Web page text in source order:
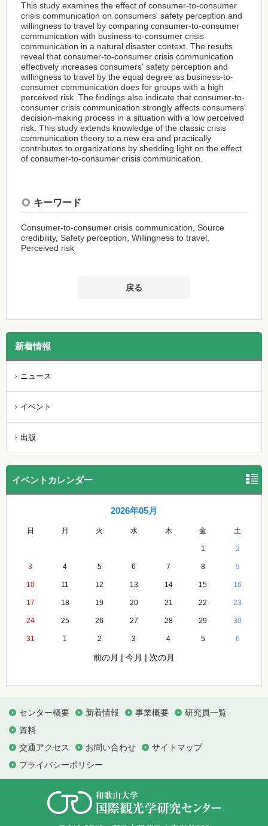
This study examines the effect of consumer-to-consumer
crisis communication on consumers' safety perception and
willingness to travel by comparing consumer-to-consumer
communication with business-to-consumer crisis
communication in a natural disaster context. The results
reveal that consumer-to-consumer crisis communication
effectively increases consumers' safety perception and
willingness to travel by the equal degree as business-to-
consumer communication does for groups with a high
perceived risk. The findings also indicate that consumer-to-
consumer crisis communication strongly affects consumers'
decision-making process in a situation with a low perceived
risk. This study extends knowledge of the classic crisis
communication theory to a new era and practically
contributes to organizations by shedding light on the effect
of consumer-to-consumer crisis communication.
キーワード
Consumer-to-consumer crisis communication, Source
credibility, Safety perception, Willingness to travel,
Perceived risk
戻る
新着情報
ニュース
イベント
出版
イベントカレンダー
2026年05月
日 月 火 水 木 金 土
1 2
3 4 5 6 7 8 9
10 11 12 13 14 15 16
17 18 19 20 21 22 23
24 25 26 27 28 29 30
31 1 2 3 4 5 6
前の月 | 今月 | 次の月
センター概要 新着情報 事業概要
研究員一覧
資料
交通アクセス
お問い合わせ
サイトマップ
プライバシーポリシー